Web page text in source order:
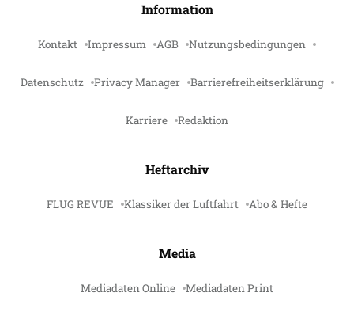
Information
Kontakt Impressum AGB Nutzungsbedingungen
Datenschutz Privacy Manager Barrierefreiheitserklärung
Karriere Redaktion
Heftarchiv
FLUG REVUE Klassiker der Luftfahrt Abo & Hefte
Media
Mediadaten Online Mediadaten Print